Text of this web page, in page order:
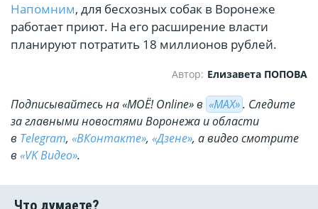
Напомним, для бесхозных собак в Воронеже
работает приют. На его расширение власти
планируют потратить 18 миллионов рублей.
Автор: Елизавета ПОПОВА
Подписывайтесь на «МОЁ! Online» в «МАХ». Cледите
за главными новостями Воронежа и области
в Telegram, «ВКонтакте», «Дзене», а видео смотрите
в «VK Видео».